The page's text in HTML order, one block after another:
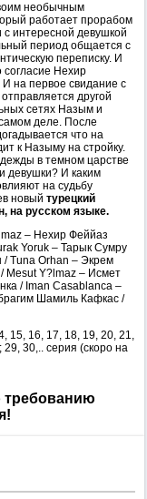
необычным
работает прорабом
интересной девушкой
период общается с
переписку. И
Нехир
на первое свидание с
другой
сетях Назым и
деле. После
что на
к Назыму на стройку.
в темном царстве
девушки? И каким
на судьбу
новый турецкий
на русском языке.
– Нехир Феййаз
Yoruk – Тарык Сумру
/ Tuna Orhan – Экрем
Mesut Y?lmaz – Исмет
/ Iman Casablanca –
Шамиль Кафкас /
15, 16, 17, 18, 19, 20, 21,
29, 30,.. серия (скоро на
требованию